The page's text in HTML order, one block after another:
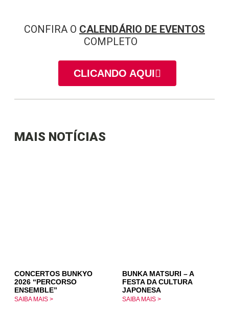
CONFIRA O CALENDÁRIO DE EVENTOS
COMPLETO
CLICANDO AQUI
MAIS NOTÍCIAS
CONCERTOS BUNKYO
2026 “PERCORSO
ENSEMBLE”
SAIBA MAIS >
BUNKA MATSURI – A
FESTA DA CULTURA
JAPONESA
SAIBA MAIS >